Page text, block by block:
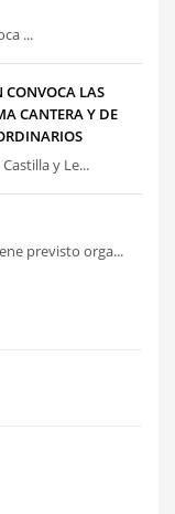
...
CONVOCA LAS
CANTERA Y DE
y Le...
previsto orga...